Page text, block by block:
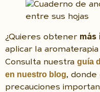
¿Quieres obtener más
aplicar la
Consulta nuestra guía
en nuestro blog, donde
precauciones